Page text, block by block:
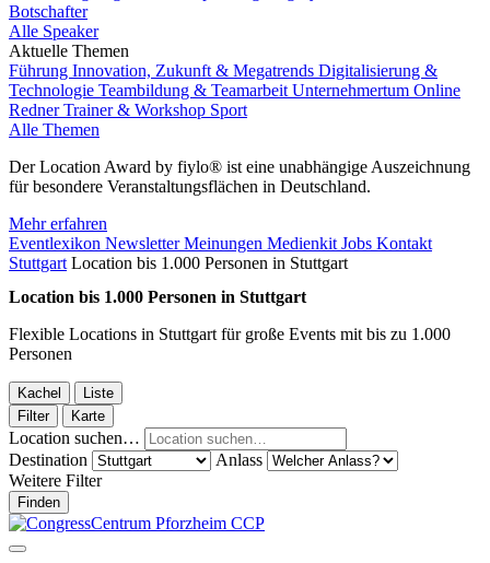
Botschafter
Alle Speaker
Aktuelle Themen
Führung Innovation, Zukunft & Megatrends Digitalisierung &
Technologie Teambildung & Teamarbeit Unternehmertum Online
RednerTrainer & Workshop Sport
Alle Themen
Der Location Award by fiylo® ist eine unabhängige Auszeichnung
für besondere Veranstaltungsflächen in Deutschland.
Mehr erfahren
Eventlexikon NewsletterMeinungen Medienkit Jobs Kontakt
Stuttgart Location bis 1.000 Personen in Stuttgart
Location bis 1.000 Personen in Stuttgart
Flexible Locations in Stuttgart für große Events mit bis zu 1.000
Personen
Kachel
Liste
Filter
Karte
Location suchen…
Destination
Anlass
Weitere Filter
Finden